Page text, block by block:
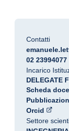
Contatti
02 23994077
Incarico
DELEGATE
Scheda
Orcid
Settore